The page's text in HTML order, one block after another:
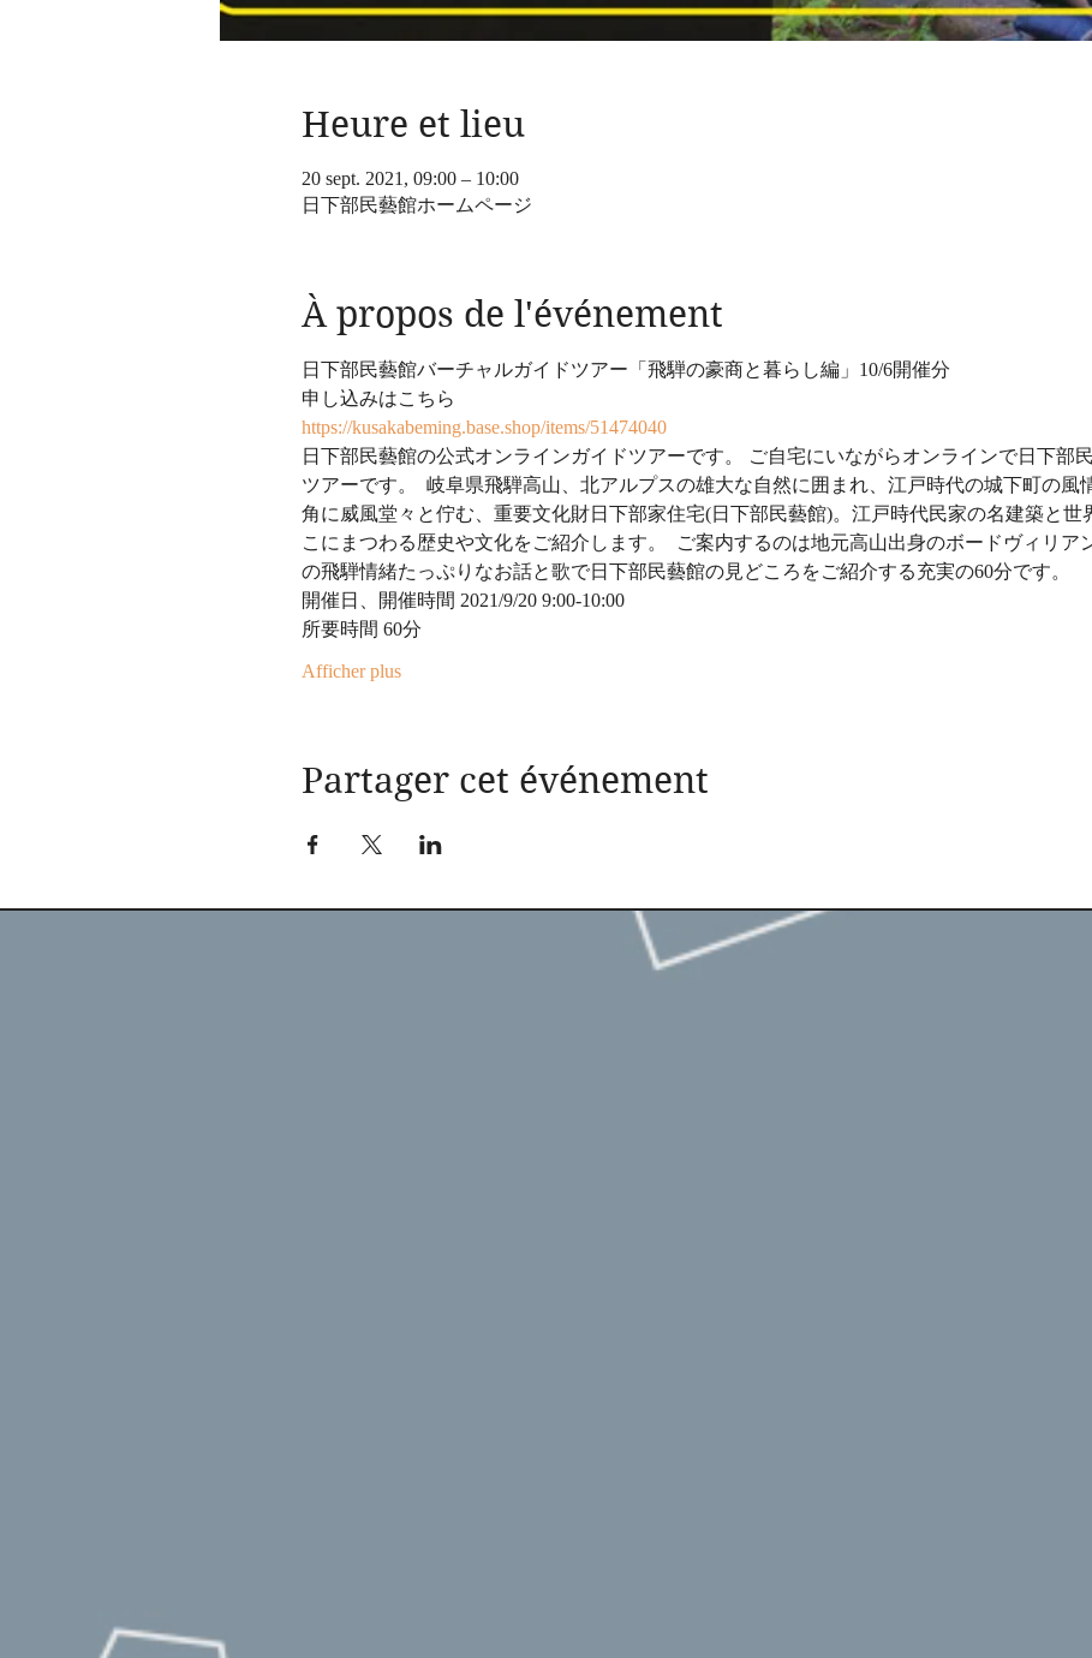
Heure et lieu
20 sept. 2021, 09:00 – 10:00
日下部民藝館ホームページ
À propos de l'événement
日下部民藝館バーチャルガイドツアー「飛騨の豪商と暮らし編」10/6開催分
申し込みはこちら
https://kusakabeming.base.shop/items/51474040
日下部民藝館の公式オンラインガイドツアーです。 ご自宅にいながらオンラインで日下部
ツアーです。  岐阜県飛騨高山、北アルプスの雄大な自然に囲まれ、江戸時代の城下町の風
角に威風堂々と佇む、重要文化財日下部家住宅(日下部民藝館)。江戸時代民家の名建築と世
こにまつわる歴史や文化をご紹介します。  ご案内するのは地元高山出身のボードヴィリア
の飛騨情緒たっぷりなお話と歌で日下部民藝館の見どころをご紹介する充実の60分です。
開催日、開催時間 2021/9/20 9:00-10:00
所要時間 60分
Afficher plus
Partager cet événement